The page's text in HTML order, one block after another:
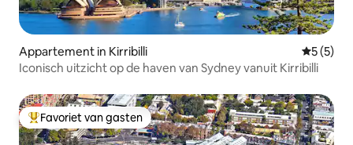
Appartement in Kirribilli
5 (5)
Iconisch uitzicht op de haven van Sydney vanuit Kirribilli
Topfavoriet van gasten
Favoriet van gasten